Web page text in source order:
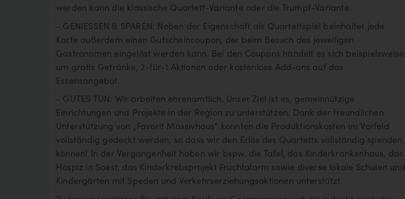
werden kann die klassische Quartett-Variante oder die Trumpf-Variante.
- GENIESSEN & SPAREN: Neben der Eigenschaft als Quartettspiel beinhaltet jede
Karte außerdem einen Gutscheincoupon, der beim Besuch des jeweiligen
Gastronomen eingelöst werden kann. Bei den Coupons handelt es sich beispielsweise
um gratis Getränke, 2-für-1 Aktionen oder kostenlose Add-ons auf das
Essensangebot.
- GUTES TUN: Wir arbeiten ehrenamtlich. Unser Ziel ist es, gemeinnützige
Einrichtungen und Projekte in der Region zu unterstützen. Dank der freundlichen
Unterstützung von „Favorit Massivhaus“ konnten die Produktionskosten im Vorfeld
vollständig gedeckt werden, so dass wir den Erlös des Quartetts vollständig spenden
können! In der Vergangenheit haben wir bspw. die Tafel, das Kinderkrankenhaus, das
Hospiz in Soest, das Kinderkrebsprojekt Fruchtalarm sowie diverse lokale Schulen und
Kindergärten mit Speden und Verkehrserziehungsaktionen unterstützt.